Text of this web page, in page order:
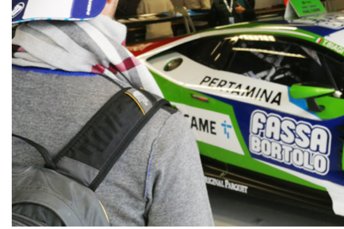
Sistema RIPRISTINO DEL CALCESTRUZZO PRODOTTI TIXOTROPICI
GEOACTIVE R4 40
Malta rapida contenente speciali leganti solfatoresistenti, polimero-
modificata, tixotropica, fibrorinforzata, per la passivazione, riparazione,
rasatura e protezione di strutture in calcestruzzo